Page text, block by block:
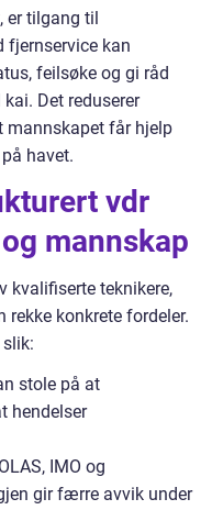
er tilgang til
fjernservice kan
feilsøke og gi råd
Det reduserer
mannskapet får hjelp
havet.
vdr
mannskap
kvalifiserte teknikere,
rekke konkrete fordeler.
stole på at
hendelser
IMO og
gir færre avvik under